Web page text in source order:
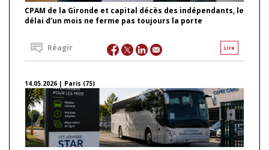
CPAM de la Gironde et capital décès des indépendants, le
délai d’un mois ne ferme pas toujours la porte
Lire
Réagir
14.05.2026 | Paris (75)